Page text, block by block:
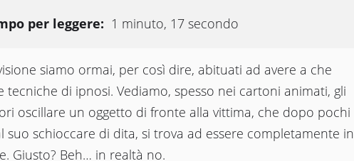
per leggere: 1 minuto, 17 secondo
siamo ormai, per così dire, abituati ad avere a che
tecniche di ipnosi. Vediamo, spesso nei cartoni animati, gli
oscillare un oggetto di fronte alla vittima, che dopo pochi
suo schioccare di dita, si trova ad essere completamente in
Giusto? Beh… in realtà no.